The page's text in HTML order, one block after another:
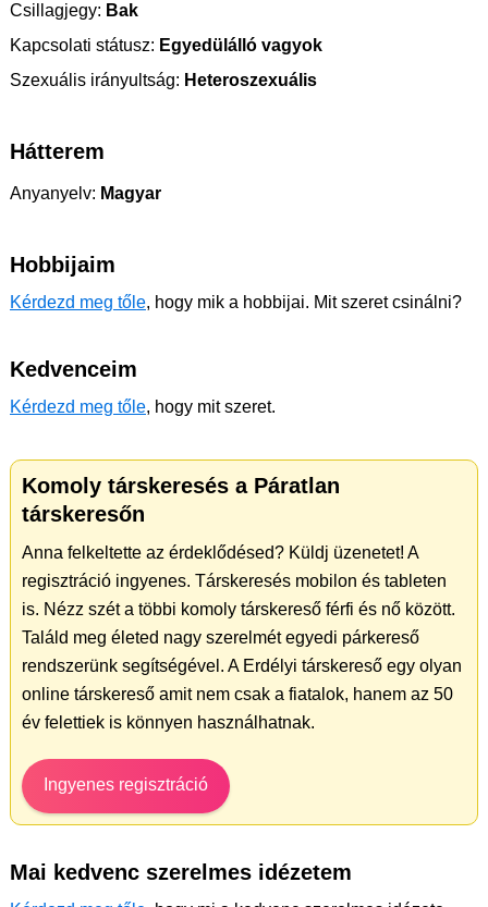
Csillagjegy: Bak
Kapcsolati státusz: Egyedülálló vagyok
Szexuális irányultság: Heteroszexuális
Hátterem
Anyanyelv: Magyar
Hobbijaim
Kérdezd meg tőle, hogy mik a hobbijai. Mit szeret csinálni?
Kedvenceim
Kérdezd meg tőle, hogy mit szeret.
Komoly társkeresés a Páratlan
társkeresőn
Anna felkeltette az érdeklődésed? Küldj üzenetet! A
regisztráció ingyenes. Társkeresés mobilon és tableten
is. Nézz szét a többi komoly társkereső férfi és nő között.
Találd meg életed nagy szerelmét egyedi párkereső
rendszerünk segítségével. A Erdélyi társkereső egy olyan
online társkereső amit nem csak a fiatalok, hanem az 50
év felettiek is könnyen használhatnak.
Ingyenes regisztráció
Mai kedvenc szerelmes idézetem